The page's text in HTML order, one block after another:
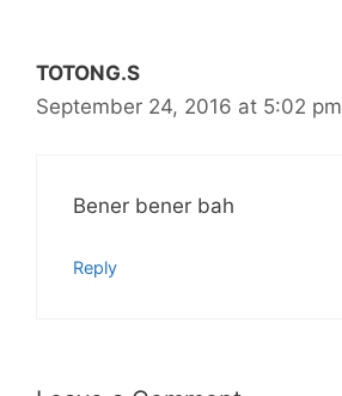
TOTONG.S
September 24, 2016 at 5:02 pm
Bener bener bah
Reply